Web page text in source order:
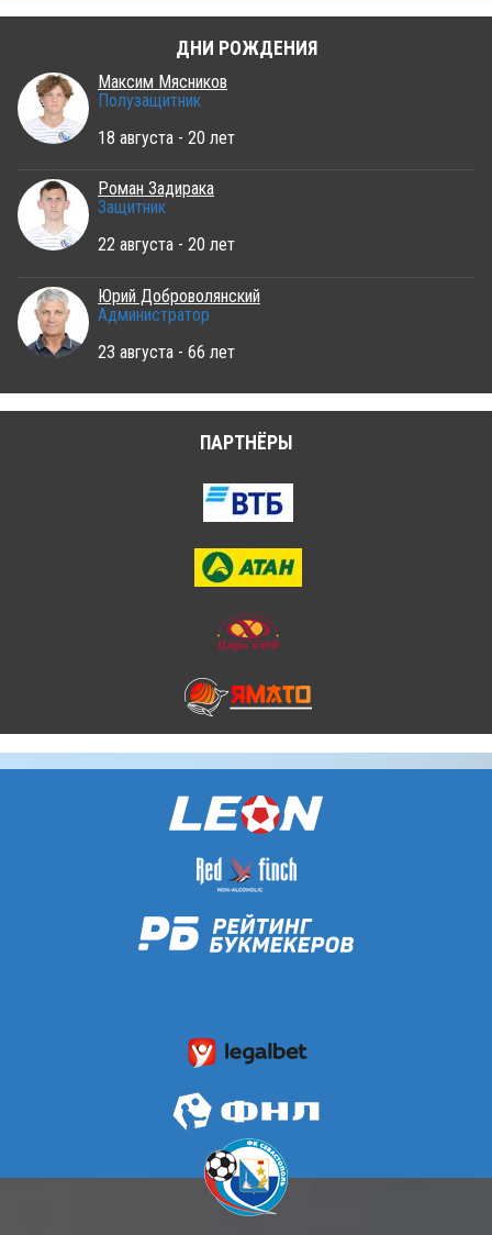
ДНИ РОЖДЕНИЯ
Максим Мясников
Полузащитник
18 августа - 20 лет
Роман Задирака
Защитник
22 августа - 20 лет
Юрий Доброволянский
Администратор
23 августа - 66 лет
ПАРТНЁРЫ